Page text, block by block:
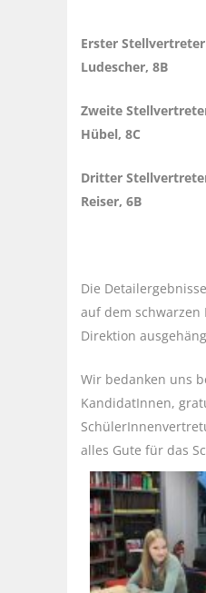
Erster Stellvertreter
Ludescher, 8B
Zweite
Hübel, 8C
Dritter
Reiser, 6B
Die
auf dem schwarzen
Direktion
Wir bedanken uns
KandidatInnen,
alles Gute für das